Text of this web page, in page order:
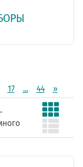
17 ... 44 »
-